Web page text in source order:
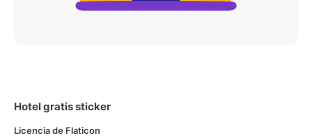
Hotel gratis sticker
Licencia de Flaticon